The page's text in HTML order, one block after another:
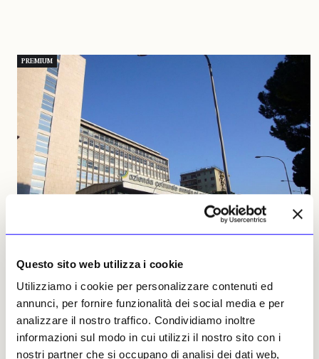
Questo sito web utilizza i cookie
Utilizziamo i cookie per personalizzare contenuti ed
annunci, per fornire funzionalità dei social media e per
analizzare il nostro traffico. Condividiamo inoltre
informazioni sul modo in cui utilizzi il nostro sito con i
nostri partner che si occupano di analisi dei dati web,
PREMIUM
NEWS SCIENZA E TECNOLOGIA
Fiocco rosa nel mondo della cultura: nasce la
Fondazione Acea
«Mission» dell’istituzione è la tutela e la valorizzazione del
patrimonio storico, industriale e culturale dell’azienda fondata